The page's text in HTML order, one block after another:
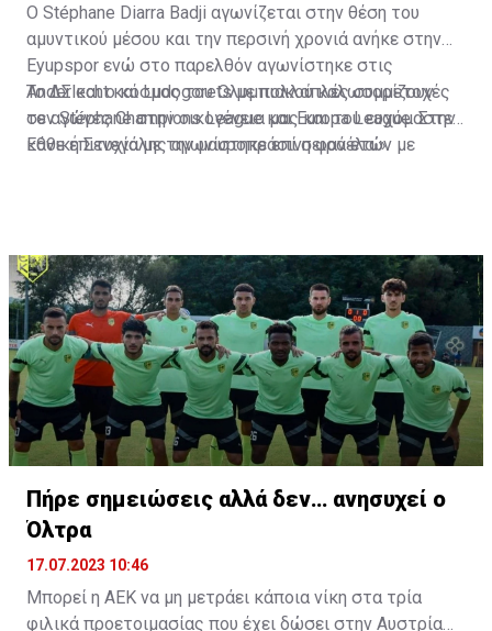
Ο Stéphane Diarra Badji αγωνίζεται στην θέση του
αμυντικού μέσου και την περσινή χρονιά ανήκε στην
Eyupspor ενώ στο παρελθόν αγωνίστηκε στις
Anderlecht και Ludogorets με πολλαπλές συμμετοχές
σε αγώνες Champions League και Europa League. Στην
Εθνική Σενεγάλης αγωνίστηκε επί σειρά ετών με
Το ΔΣ και ο κόσμος του Ολυμπιακού καλωσορίζουν
τον Stéphane στην οικογένεια μας και του ευχόμαστε
κάθε επιτυχία με την μαυροπράσινη φανέλα.»
Πήρε σημειώσεις αλλά δεν… ανησυχεί ο
Όλτρα
17.07.2023 10:46
Μπορεί η ΑΕΚ να μη μετράει κάποια νίκη στα τρία
φιλικά προετοιμασίας που έχει δώσει στην Αυστρία